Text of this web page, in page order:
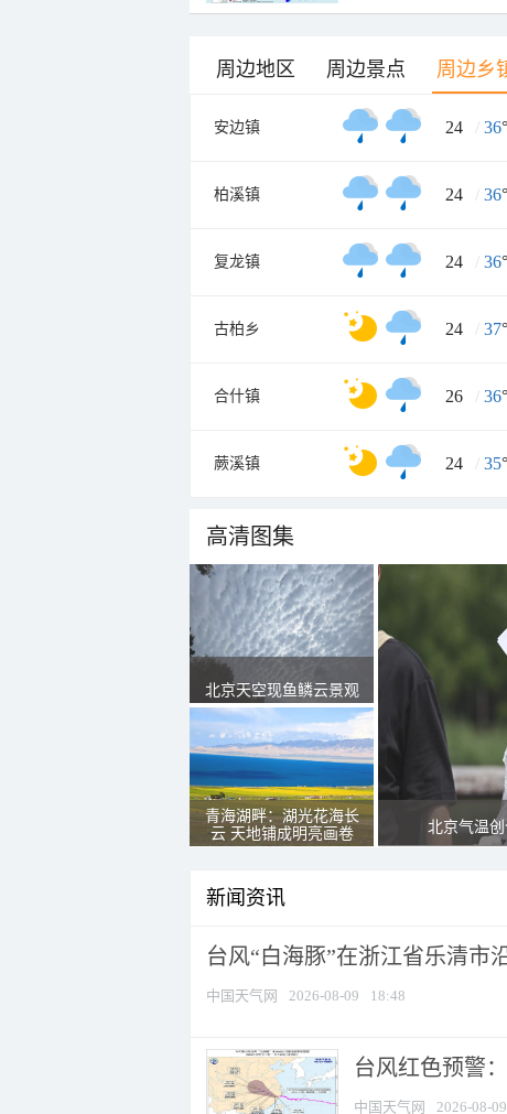
周边地区 周边景点 周边乡
安边镇 24 / 36
柏溪镇 24 / 36
复龙镇 24 / 36
古柏乡 24 / 37
合什镇 26 / 36
蕨溪镇 24 / 35
高清图集
北京天空现鱼鳞云景观
青海湖畔：湖光花海长
云 天地铺成明亮画卷
北京气温
新闻资讯
台风“白海豚”在浙江省乐清市
中国天气网 2026-08-09 18:48
台风红色预警
中国天气网 2026-08-09